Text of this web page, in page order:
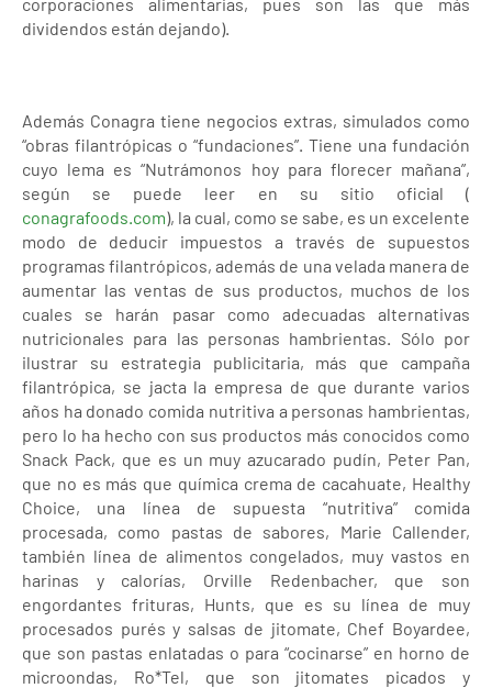
dividendos están dejando).
Además Conagra tiene negocios extras, simulados como
“obras filantrópicas o “fundaciones”. Tiene una fundación
cuyo lema es “Nutrámonos hoy para florecer mañana”,
según se puede leer en su sitio oficial (
conagrafoods.com), la cual, como se sabe, es un excelente
modo de deducir impuestos a través de supuestos
programas filantrópicos, además de una velada manera de
aumentar las ventas de sus productos, muchos de los
cuales se harán pasar como adecuadas alternativas
nutricionales para las personas hambrientas. Sólo por
ilustrar su estrategia publicitaria, más que campaña
filantrópica, se jacta la empresa de que durante varios
años ha donado comida nutritiva a personas hambrientas,
pero lo ha hecho con sus productos más conocidos como
Snack Pack, que es un muy azucarado pudín, Peter Pan,
que no es más que química crema de cacahuate, Healthy
Choice, una línea de supuesta “nutritiva” comida
procesada, como pastas de sabores, Marie Callender,
también línea de alimentos congelados, muy vastos en
harinas y calorías, Orville Redenbacher, que son
engordantes frituras, Hunts, que es su línea de muy
procesados purés y salsas de jitomate, Chef Boyardee,
que son pastas enlatadas o para “cocinarse” en horno de
microondas, Ro*Tel, que son jitomates picados y